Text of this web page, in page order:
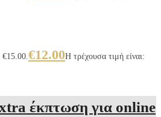
€12.00Η τρέχουσα τιμή είναι:
έκπτωση για online